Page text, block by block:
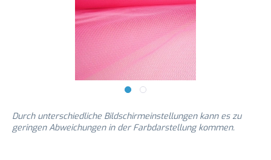
Durch unterschiedliche Bildschirmeinstellungen kann es zu
geringen Abweichungen in der Farbdarstellung kommen.